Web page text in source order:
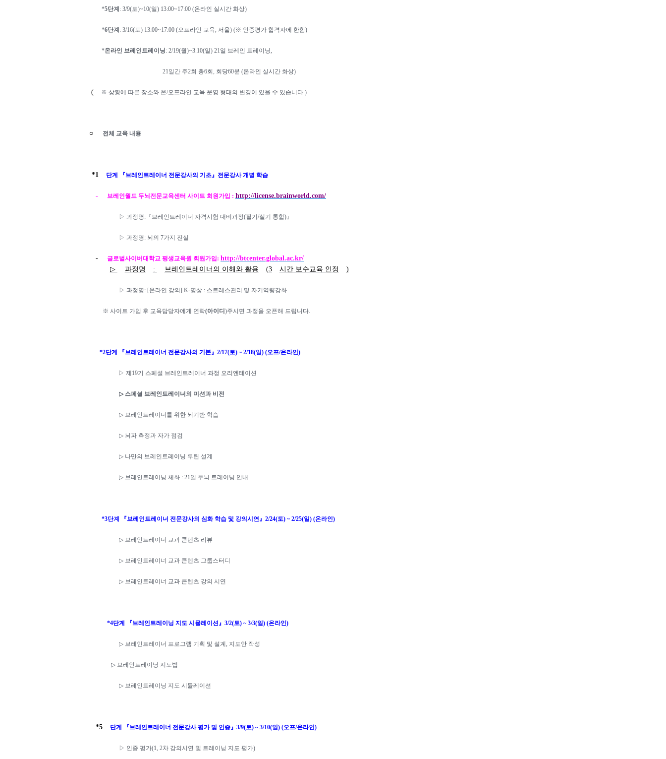
*5단계 : 3/9(토)~10(일) 13:00~17:00 (온라인 실시간 화상)
*6단계 : 3/16(토) 13:00~17:00 (오프라인 교육, 서울) (※ 인증평가 합격자에 한함)
*온라인 브레인트레이닝: 2/19(월)~3.10(일) 21일 브레인 트레이닝,
21일간 주2회 총6회 , 회당60분 (온라인 실시간 화상)
( ※ 상황에 따른 장소와 온/오프라인 교육 운영 형태의 변경이 있을 수 있습니다.)
○ 전체 교육 내용
*1 단계 『브레인트레이너 전문강사의 기초』 전문강사 개별 학습
- 브레인월드 두뇌전문교육센터 사이트 회원가입 : http://license.brainworld.com/
▷ 과정명: 『브레인트레이너 자격시험 대비과정(필기 /실기 통합)』
▷ 과정명: 뇌의 7가지 진실
- 글로벌사이버대학교 평생교육원 회원가입 : http://btcenter.global.ac.kr/
▷
과정명 : 브레인트레이너의 이해와 활용 (3 시간 보수교육 인정 )
▷ 과정명: [온라인 강의 ] K-명상 : 스트레스관리 및 자기역량강화
※ 사이트 가입 후 교육담당자에게 연락(아이디 )주시면 과정을 오픈해 드립니다.
*2단계 『브레인트레이너 전문강사의 기본』 2/17(토) ~ 2/18(일) (오프/온라인)
▷ 제 19기 스페셜 브레인트레이너 과정 오리엔테이션
▷ 스페셜 브레인트레이너의 미션과 비전
▷ 브레인트레이너를 위한 뇌기반 학습
▷ 뇌파 측정과 자가 점검
▷ 나만의 브레인트레이닝 루틴 설계
▷ 브레인트레이닝 체화 : 21일 두뇌 트레이닝 안내
*3단계 『브레인트레이너 전문강사의 심화 학습 및 강의시연』 2/24(토) ~ 2/25(일) (온라인)
▷ 브레인트레이너 교과 콘텐츠 리뷰
▷ 브레인트레이너 교과 콘텐츠 그룹스터디
▷ 브레인트레이너 교과 콘텐츠 강의 시연
*4단계 『브레인트레이닝 지도 시뮬레이션』 3/2(토) ~ 3/3(일) (온라인)
▷ 브레인트레이너 프로그램 기획 및 설계 , 지도안 작성
▷ 브레인트레이닝 지도법
▷ 브레인트레이닝 지도 시뮬레이션
*5 단계 『브레인트레이너 전문강사 평가 및 인증』 3/9(토) ~ 3/10(일) (오프/온라인)
▷ 인증 평가(1, 2차 강의시연 및 트레이닝 지도 평가)